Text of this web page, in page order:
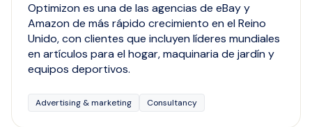
Optimizon es una de las agencias de eBay y
Amazon de más rápido crecimiento en el Reino
Unido, con clientes que incluyen líderes mundiales
en artículos para el hogar, maquinaria de jardín y
equipos deportivos.
Advertising & marketing Consultancy